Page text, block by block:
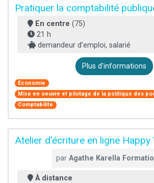
Pratiquer la comptabilité
En centre (75)
21 h
demandeur d’emploi, salarié
Plus d'informations
Economie
Mise en oeuvre et pilotage de la politique des
Comptabilité
Atelier d'écriture en ligne
par Agathe Karella
À distance